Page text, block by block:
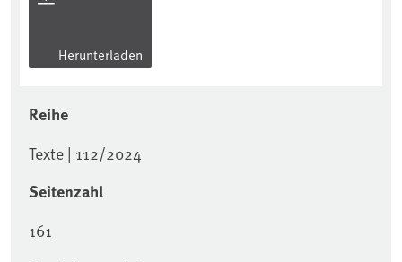
Herunterladen
Reihe
Texte | 112/2024
Seitenzahl
161